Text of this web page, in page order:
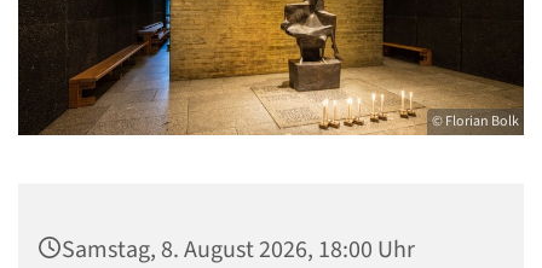
© Florian Bolk
Samstag, 8. August 2026, 18:00 Uhr